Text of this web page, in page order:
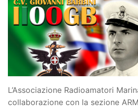
L’Associazione Radioamatori
collaborazione con la sezione